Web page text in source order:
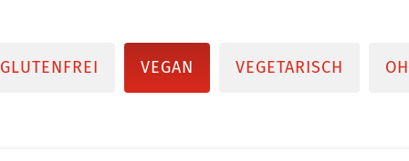
GLUTENFREI VEGAN VEGETARISCH